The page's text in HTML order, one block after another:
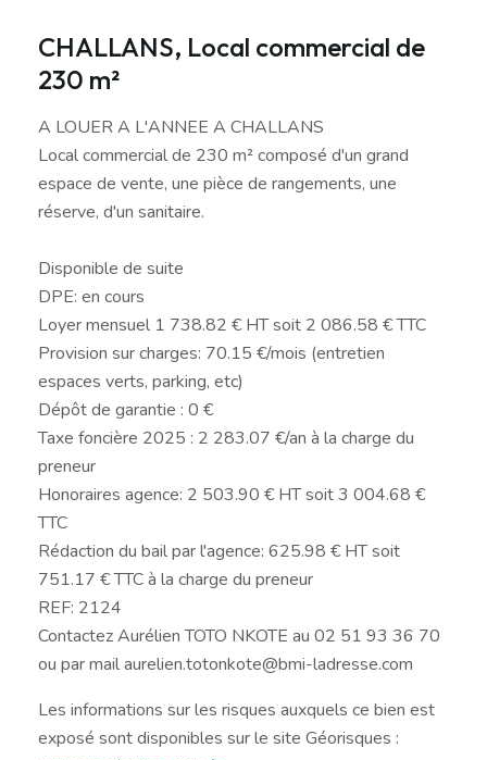
CHALLANS, Local commercial de
230 m²
A LOUER A L'ANNEE A CHALLANS
Local commercial de 230 m² composé d'un grand
espace de vente, une pièce de rangements, une
réserve, d'un sanitaire.
Disponible de suite
DPE: en cours
Loyer mensuel 1 738.82 € HT soit 2 086.58 € TTC
Provision sur charges: 70.15 €/mois (entretien
espaces verts, parking, etc)
Dépôt de garantie : 0 €
Taxe foncière 2025 : 2 283.07 €/an à la charge du
preneur
Honoraires agence: 2 503.90 € HT soit 3 004.68 €
TTC
Rédaction du bail par l'agence: 625.98 € HT soit
751.17 € TTC à la charge du preneur
REF: 2124
Contactez Aurélien TOTO NKOTE au 02 51 93 36 70
ou par mail aurelien.totonkote@bmi-ladresse.com
Les informations sur les risques auxquels ce bien est
exposé sont disponibles sur le site Géorisques :